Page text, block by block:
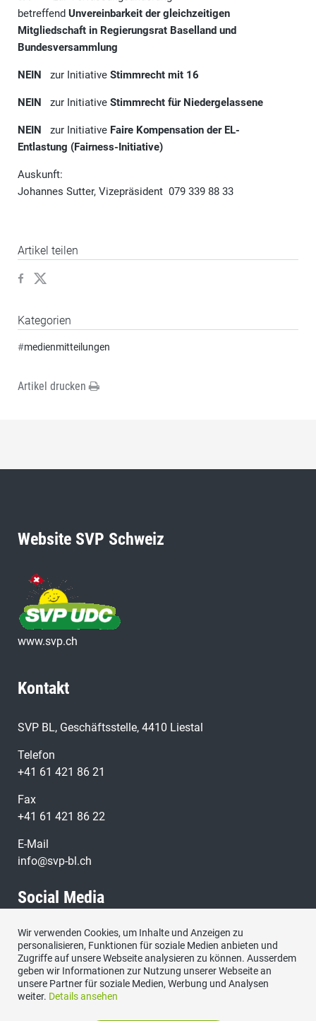
betreffend Unvereinbarkeit der gleichzeitigen
Mitgliedschaft in Regierungsrat Baselland und
Bundesversammlung
NEIN zur Initiative Stimmrecht mit 16
NEIN zur Initiative Stimmrecht für Niedergelassene
NEIN zur Initiative Faire Kompensation der EL-
Entlastung (Fairness-Initiative)
Auskunft:
Johannes Sutter, Vizepräsident 079 339 88 33
Artikel teilen
Kategorien
#medienmitteilungen
Artikel drucken
Website SVP Schweiz
www.svp.ch
Kontakt
SVP BL, Geschäftsstelle, 4410 Liestal
Telefon
+41 61 421 86 21
Fax
+41 61 421 86 22
E-Mail
info@svp-bl.ch
Social Media
Besuchen Sie uns bei:
Wir verwenden Cookies, um Inhalte und Anzeigen zu
personalisieren, Funktionen für soziale Medien anbieten und
Zugriffe auf unsere Webseite analysieren zu können. Ausserdem
geben wir Informationen zur Nutzung unserer Webseite an
unsere Partner für soziale Medien, Werbung und Analysen
weiter. Details ansehen